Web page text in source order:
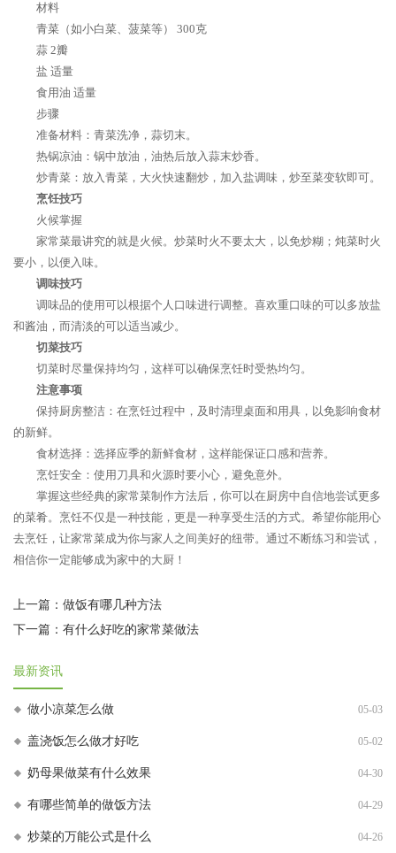
材料
青菜（如小白菜、菠菜等） 300克
蒜 2瓣
盐 适量
食用油 适量
步骤
准备材料：青菜洗净，蒜切末。
热锅凉油：锅中放油，油热后放入蒜末炒香。
炒青菜：放入青菜，大火快速翻炒，加入盐调味，炒至菜变软即可。
烹饪技巧
火候掌握
家常菜最讲究的就是火候。炒菜时火不要太大，以免炒糊；炖菜时火
要小，以便入味。
调味技巧
调味品的使用可以根据个人口味进行调整。喜欢重口味的可以多放盐
和酱油，而清淡的可以适当减少。
切菜技巧
切菜时尽量保持均匀，这样可以确保烹饪时受热均匀。
注意事项
保持厨房整洁：在烹饪过程中，及时清理桌面和用具，以免影响食材
的新鲜。
食材选择：选择应季的新鲜食材，这样能保证口感和营养。
烹饪安全：使用刀具和火源时要小心，避免意外。
掌握这些经典的家常菜制作方法后，你可以在厨房中自信地尝试更多
的菜肴。烹饪不仅是一种技能，更是一种享受生活的方式。希望你能用心
去烹饪，让家常菜成为你与家人之间美好的纽带。通过不断练习和尝试，
相信你一定能够成为家中的大厨！
上一篇： 做饭有哪几种方法
下一篇： 有什么好吃的家常菜做法
最新资讯
做小凉菜怎么做 05-03
盖浇饭怎么做才好吃 05-02
奶母果做菜有什么效果 04-30
有哪些简单的做饭方法 04-29
炒菜的万能公式是什么 04-26